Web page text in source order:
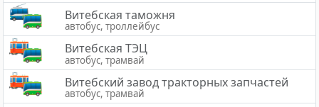
Витебская таможня
автобус, троллейбус
Витебская ТЭЦ
автобус, трамвай
Витебский завод тракторных запчастей
автобус, трамвай